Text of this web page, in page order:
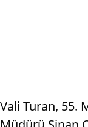
Vali Turan, 55.